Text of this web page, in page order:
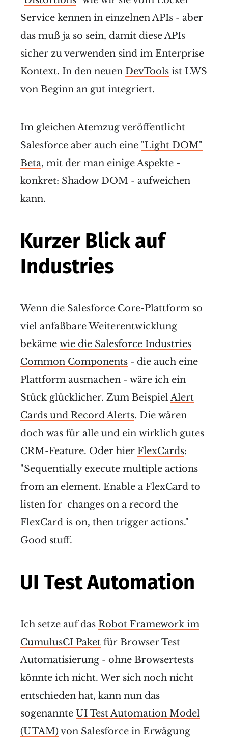
Service kennen in einzelnen APIs - aber
das muß ja so sein, damit diese APIs
sicher zu verwenden sind im Enterprise
Kontext. In den neuen DevTools ist LWS
von Beginn an gut integriert.
Im gleichen Atemzug veröffentlicht
Salesforce aber auch eine "Light DOM"
Beta, mit der man einige Aspekte -
konkret: Shadow DOM - aufweichen
kann.
Kurzer Blick auf
Industries
Wenn die Salesforce Core-Plattform so
viel anfaßbare Weiterentwicklung
bekäme wie die Salesforce Industries
Common Components - die auch eine
Plattform ausmachen - wäre ich ein
Stück glücklicher. Zum BeispielAlert
Cards und Record Alerts. Die wären
doch was für alle und ein wirklich gutes
CRM-Feature. Oder hier FlexCards:
"Sequentially execute multiple actions
from an element. Enable a FlexCard to
listen for changes on a record the
FlexCard is on, then trigger actions."
Good stuff.
UI Test Automation
Ich setze auf das Robot Framework im
CumulusCI Paket für Browser Test
Automatisierung - ohne Browsertests
könnte ich nicht. Wer sich noch nicht
entschieden hat, kann nun das
sogenannte UI Test Automation Model
(UTAM) von Salesforce in Erwägung